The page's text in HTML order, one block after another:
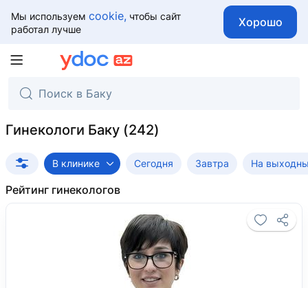
Мы используем cookie, чтобы сайт
работал лучше
Хорошо
Гинекологи Баку
В клинике Сегодня Завтра На
Рейтинг гинекологов